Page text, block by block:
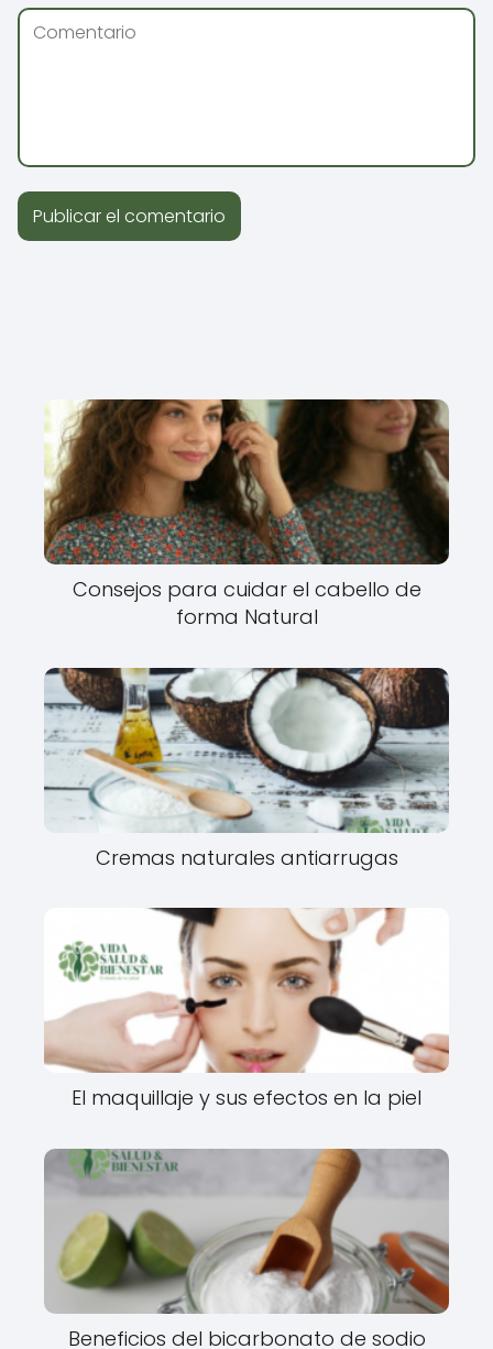
Consejos para cuidar el cabello de
forma Natural
Cremas naturales antiarrugas
El maquillaje y sus efectos en la piel
Beneficios del bicarbonato de sodio